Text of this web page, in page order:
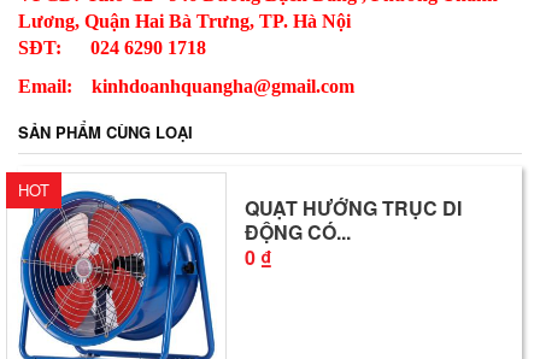
Lương, Quận Hai Bà Trưng, TP. Hà Nội
SĐT: 024 6290 1718
Email: kinhdoanhquangha@gmail.com
SẢN PHẨM CÙNG LOẠI
HOT
QUẠT HƯỚNG TRỤC DI
ĐỘNG CÓ...
0 ₫